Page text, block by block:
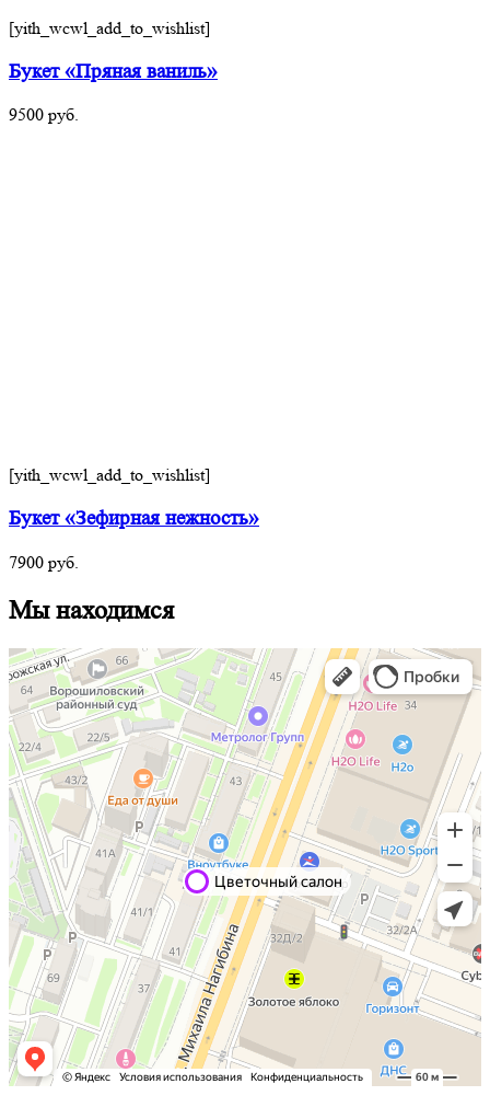
[yith_wcwl_add_to_wishlist]
Букет «Пряная ваниль»
9500 руб.
[yith_wcwl_add_to_wishlist]
Букет «Зефирная нежность»
7900 руб.
Мы находимся